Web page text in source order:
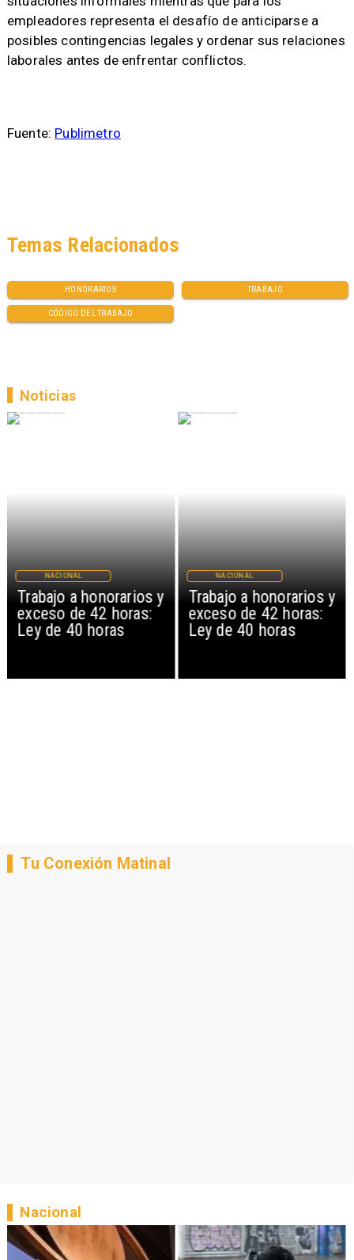
empleadores representa el desafío de anticiparse a
posibles contingencias legales y ordenar sus relaciones
laborales antes de enfrentar conflictos.
Fuente: Publimetro
HONORARIOS TRABAJO
CÓDIGO DEL TRABAJO
Temas Relacionados
Trabajo a honorarios y
exceso de 42 horas:
Ley de 40 horas
NACIONAL
Trabajo a honorarios y
exceso de 42 horas:
Ley de 40 horas
NACIONAL
Noticias
Tu Conexión Matinal
Nacional